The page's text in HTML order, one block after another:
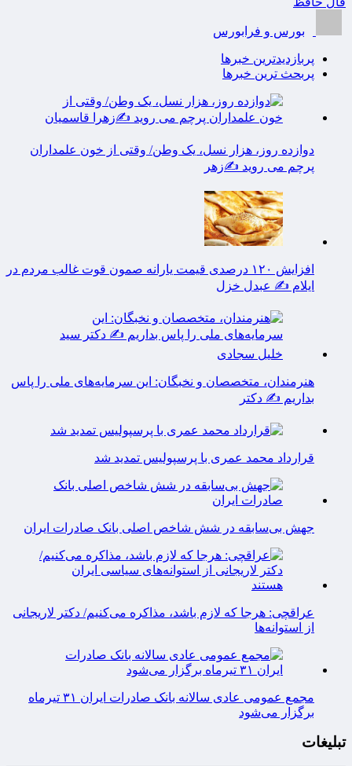
بورس و فرابورس
پربازدیدترین خبرها
پربحث ترین خبرها
دوازده روز، هزار نسل، یک وطن/ وقتی از خون علمداران
پرچم می روید ✍️زهر
افزایش ۱۲۰ درصدی قیمت یارانه صمون قوت غالب مردم در
ایلام ✍️ عبدل خزل
هنرمندان، متخصصان و نخبگان: این سرمایه‌های ملی را پاس
بداریم ✍️ دکتر
قرارداد محمد عمری با پرسپولیس تمدید شد
جهش بی‌سابقه در شش شاخص اصلی بانک صادرات ایران
عراقچی: هرجا که لازم باشد، مذاکره می‌کنیم/ دکتر لاریجانی
از استوانه‌ها
مجمع عمومی عادی سالانه بانک صادرات ایران ۳۱ تیرماه
برگزار می‌شود
تبلیغات